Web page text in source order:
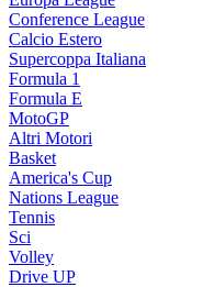
Conference League
Calcio Estero
Supercoppa Italiana
Formula 1
Formula E
MotoGP
Altri Motori
Basket
America's Cup
Nations League
Tennis
Sci
Volley
Drive UP